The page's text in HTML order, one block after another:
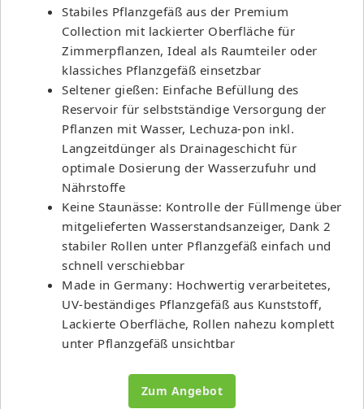
Stabiles Pflanzgefäß aus der Premium
Collection mit lackierter Oberfläche für
Zimmerpflanzen, Ideal als Raumteiler oder
klassiches Pflanzgefäß einsetzbar
Seltener gießen: Einfache Befüllung des
Reservoir für selbstständige Versorgung der
Pflanzen mit Wasser, Lechuza-pon inkl.
Langzeitdünger als Drainageschicht für
optimale Dosierung der Wasserzufuhr und
Nährstoffe
Keine Staunässe: Kontrolle der Füllmenge über
mitgelieferten Wasserstandsanzeiger, Dank 2
stabiler Rollen unter Pflanzgefäß einfach und
schnell verschiebbar
Made in Germany: Hochwertig verarbeitetes,
UV-beständiges Pflanzgefäß aus Kunststoff,
Lackierte Oberfläche, Rollen nahezu komplett
unter Pflanzgefäß unsichtbar
Zum Angebot